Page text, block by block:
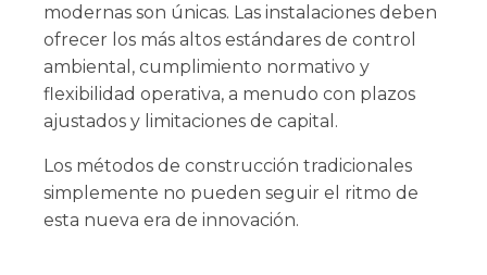
modernas son únicas. Las instalaciones deben
ofrecer los más altos estándares de control
ambiental, cumplimiento normativo y
flexibilidad operativa, a menudo con plazos
ajustados y limitaciones de capital.
Los métodos de construcción tradicionales
simplemente no pueden seguir el ritmo de
esta nueva era de innovación.